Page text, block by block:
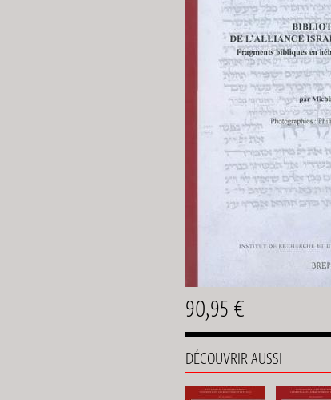
90,95 €
DÉCOUVRIR AUSSI